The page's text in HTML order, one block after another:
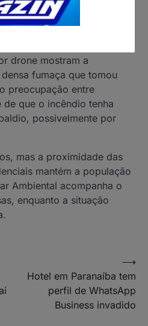
e se espalharam
vagos, alimentadas pela
e baixa umidade.
drone mostram a
fumaça que tomou
preocupação entre
que o incêndio tenha
possivelmente por
mas a proximidade das
mantém a população
Ambiental acompanha o
enquanto a situação
Hotel em Paranaíba tem
perfil de WhatsApp
Business invadido
⟶